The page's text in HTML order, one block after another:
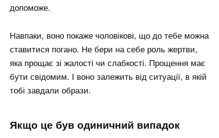
допоможе.
Навпаки, воно покаже чоловікові, що до тебе можна
ставитися погано. Не бери на себе роль жертви,
яка прощає зі жалості чи слабкості. Прощення має
бути свідомим. І воно залежить від ситуації, в якій
тобі завдали образи.
якщо це був одиничний випадок